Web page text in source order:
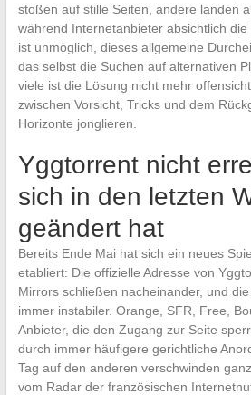
stoßen auf stille Seiten, andere landen
während Internetanbieter absichtlich
ist unmöglich, dieses allgemeine
das selbst die Suchen auf alternativen
viele ist die Lösung nicht mehr
zwischen Vorsicht, Tricks und dem
Horizonte jonglieren.
Yggtorrent nicht
sich in den letzten
geändert hat
Bereits Ende Mai hat sich ein neues
etabliert: Die offizielle Adresse von
Mirrors schließen nacheinander, und
immer instabiler. Orange, SFR, Free,
Anbieter, die den Zugang zur Seite
durch immer häufigere gerichtliche
Tag auf den anderen verschwinden
vom Radar der französischen